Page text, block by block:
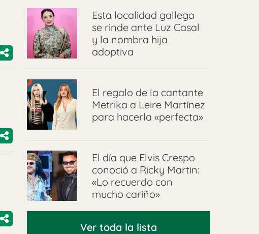
Esta localidad gallega
se rinde ante Luz Casal
y la nombra hija
adoptiva
El regalo de la cantante
Metrika a Leire Martínez
para hacerla «perfecta»
El día que Elvis Crespo
conoció a Ricky Martin:
«Lo recuerdo con
mucho cariño»
Ver toda la lista